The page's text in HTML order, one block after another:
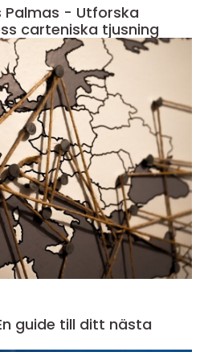
Palmas - Utforska
carteniska tjusning
guide till ditt nästa